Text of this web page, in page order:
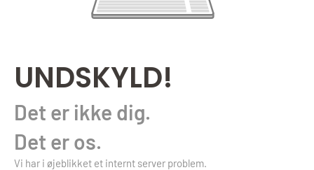
UNDSKYLD!
Det er ikke dig.
Det er os.
Vi har i øjeblikket et internt server problem.